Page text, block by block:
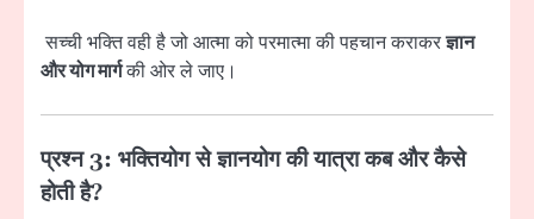
सच्ची भक्ति वही है जो आत्मा को परमात्मा की पहचान कराकरज्ञान
और योग मार्गकी ओर ले जाए।
प्रश्न 3: भक्तियोग से ज्ञानयोग की यात्रा कब और कैसे
होती है?